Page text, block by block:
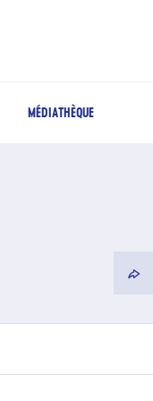
MÉDIATHÈQUE